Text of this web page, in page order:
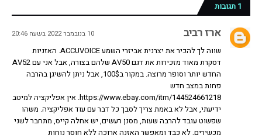
1 תגובות
ארז רביב 10 בנובמבר 2022 בשעה 20:46
שווה לך להכיר את יצרנית אביזרי השמע ACCUVOICE. האזניות
דסקרת מאוד מזכירות את דגם AV50 שלהם בצורה, אבל אני עם AV52
החדש יותר וסופר מרוצה. במקור ב100$, אבל ניתן להשיגן בהרבה
פחות במצב חדש
https://www.ebay.com/itm/144524661218. אין אפליקציה למיטב
ידיעתי, אבל לא באמת צריך לסבך כל דבר עם עוד אפליקציה. משהו
שפשוט עובד להרבה שעות, מסנן רעשים, יש אחלה קייס, מתחבר לשני
מכשירים, לא כבד ומאפשר האזנה ארוכה ללא חוסר נוחות